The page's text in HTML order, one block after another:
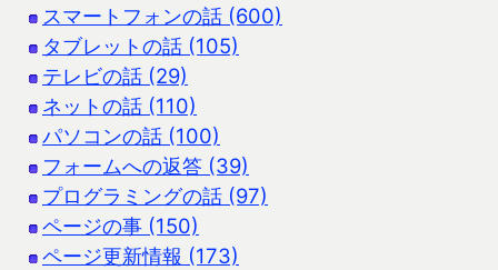
スマートフォンの話 (600)
タブレットの話 (105)
テレビの話 (29)
ネットの話 (110)
パソコンの話 (100)
フォームへの返答 (39)
プログラミングの話 (97)
ページの事 (150)
ページ更新情報 (173)